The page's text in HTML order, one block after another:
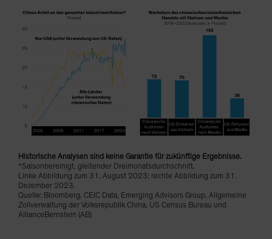
South Korea - 대한민국
Spain
Sweden
Switzerland
Taiwan - 台灣
UK
United States (US Citizens)
US (Non-US Citizens/NRC)
Historische Analysen sind keine Garantie für zukünftige Ergebnisse.
*Saisonbereinigt, gleitender Dreimonatsdurchschnitt.
Linke Abbildung zum 31. August 2023; rechte Abbildung zum 31.
Dezember 2023.
Quelle: Bloomberg, CEIC Data, Emerging Advisors Group, Allgemeine
Zollverwaltung der Volksrepublik China, US Census Bureau und
AllianceBernstein (AB)